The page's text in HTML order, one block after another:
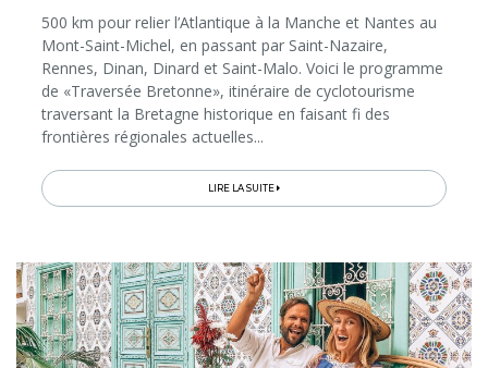
500 km pour relier l’Atlantique à la Manche et Nantes au
Mont-Saint-Michel, en passant par Saint-Nazaire,
Rennes, Dinan, Dinard et Saint-Malo. Voici le programme
de «Traversée Bretonne», itinéraire de cyclotourisme
traversant la Bretagne historique en faisant fi des
frontières régionales actuelles...
LIRE LA SUITE